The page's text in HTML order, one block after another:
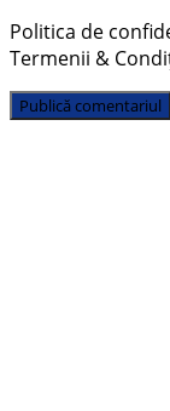
Politica de
Termenii &